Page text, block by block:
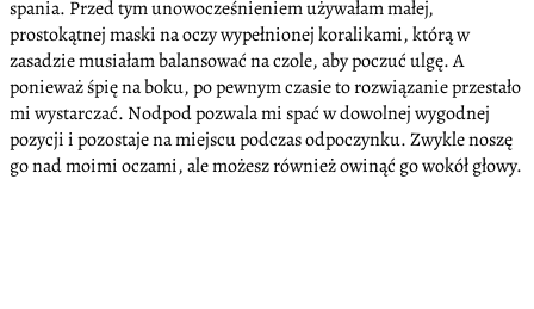
spania. Przed tym unowocześnieniem używałam małej,
prostokątnej maski na oczy wypełnionej koralikami, którą w
zasadzie musiałam balansować na czole, aby poczuć ulgę. A
ponieważ śpię na boku, po pewnym czasie to rozwiązanie przestało
mi wystarczać. Nodpod pozwala mi spać w dowolnej wygodnej
pozycji i pozostaje na miejscu podczas odpoczynku. Zwykle noszę
go nad moimi oczami, ale możesz również owinąć go wokół głowy.